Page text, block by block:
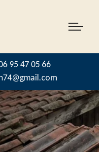
95 47 05 66